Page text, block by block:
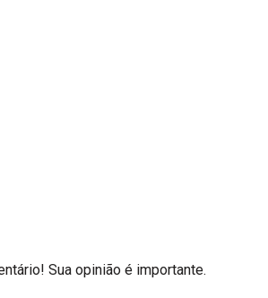
Sua opinião é importante.